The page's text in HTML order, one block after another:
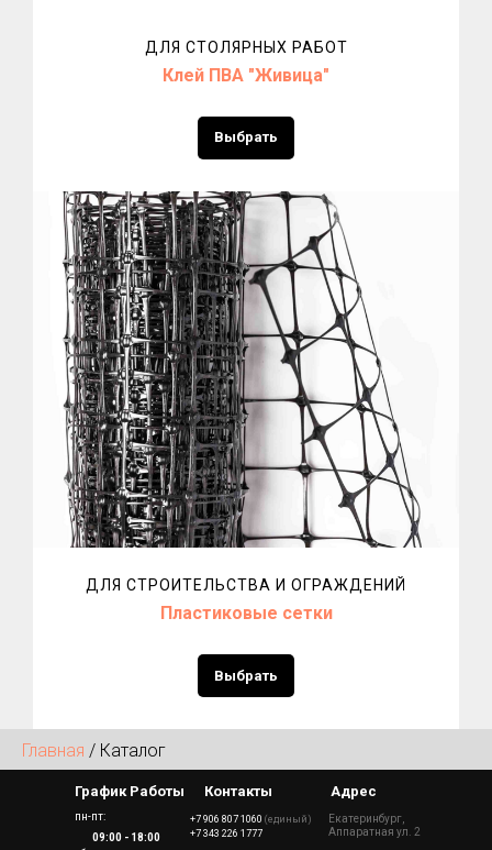
ДЛЯ СТОЛЯРНЫХ РАБОТ
Клей ПВА "Живица"
Выбрать
ДЛЯ СТРОИТЕЛЬСТВА И ОГРАЖДЕНИЙ
Пластиковые сетки
Выбрать
Главная / Каталог
График Работы
пн-пт:
Екатеринбург,
Аппаратная ул. 2
09:00 - 18:00
Адрес
Контакты
+7 906 807 1060 (единый)
+7 343 226 1777